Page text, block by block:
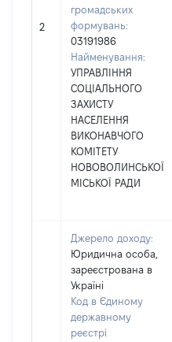
2
громадських
формувань:
03191986
Найменування:
УПРАВЛІННЯ
СОЦІАЛЬНОГО
ЗАХИСТУ
НАСЕЛЕННЯ
ВИКОНАВЧОГО
КОМІТЕТУ
НОВОВОЛИНСЬКОЇ
МІСЬКОЇ РАДИ
Джерело доходу:
Юридична особа,
зареєстрована в
Україні
Код в Єдиному
державному
реєстрі